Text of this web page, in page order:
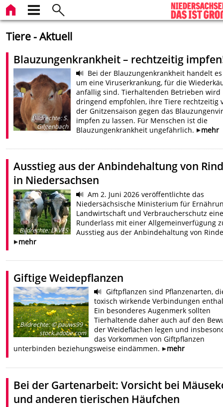
Tiere - Aktuell
Blauzungenkrankheit – rechtzeitig
Bildrechte:S.
Gilgenbach
Bei der Blauzungenkrankheit handelt
um eine Viruserkrankung, für die
anfällig sind. Tierhaltenden Betrieben wird
dringend empfohlen, ihre Tiere rechtzeitig
der Gnitzensaison gegen das
impfen zu lassen. Für Menschen ist die
Blauzungenkrankheit ungefährlich.
mehr
Ausstieg aus der Anbindehaltung von
in Niedersachsen
Bildrechte:LAVES
Am 2. Juni 2026 veröffentlichte das
Niedersächsische Ministerium für
Landwirtschaft und Verbraucherschutz
Runderlass mit einer Allgemeinverfügung
Ausstieg aus der Anbindehaltung von
mehr
Giftige Weidepflanzen
Bildrechte:© pauws99 -
stock.adobe.com
Giftpflanzen sind Pflanzenarten,
toxisch wirkende Verbindungen
Ein besonderes Augenmerk sollten
Tierhaltende daher auch auf den
der Weideflächen legen und
das Vorkommen von Giftpflanzen
unterbinden beziehungsweise eindämmen.
mehr
Bei der Gartenarbeit: Vorsicht bei
und anderen tierischen Häufchen